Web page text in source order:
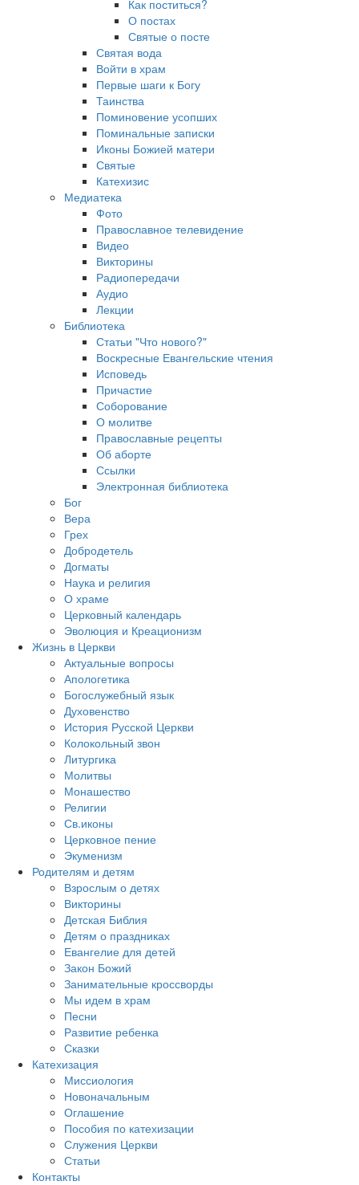
Как поститься?
О постах
Святые о посте
Святая вода
Войти в храм
Первые шаги к Богу
Таинства
Поминовение усопших
Поминальные записки
Иконы Божией матери
Святые
Катехизис
Медиатека
Фото
Православное телевидение
Видео
Викторины
Радиопередачи
Аудио
Лекции
Библиотека
Статьи "Что нового?"
Воскресные Евангельские чтения
Исповедь
Причастие
Соборование
О молитве
Православные рецепты
Об аборте
Ссылки
Электронная библиотека
Бог
Вера
Грех
Добродетель
Догматы
Наука и религия
О храме
Церковный календарь
Эволюция и Креационизм
Жизнь в Церкви
Актуальные вопросы
Апологетика
Богослужебный язык
Духовенство
История Русской Церкви
Колокольный звон
Литургика
Молитвы
Монашество
Религии
Св.иконы
Церковное пение
Экуменизм
Родителям и детям
Взрослым о детях
Викторины
Детская Библия
Детям о праздниках
Евангелие для детей
Закон Божий
Занимательные кроссворды
Мы идем в храм
Песни
Развитие ребенка
Сказки
Катехизация
Миссиология
Новоначальным
Оглашение
Пособия по катехизации
Служения Церкви
Статьи
Контакты